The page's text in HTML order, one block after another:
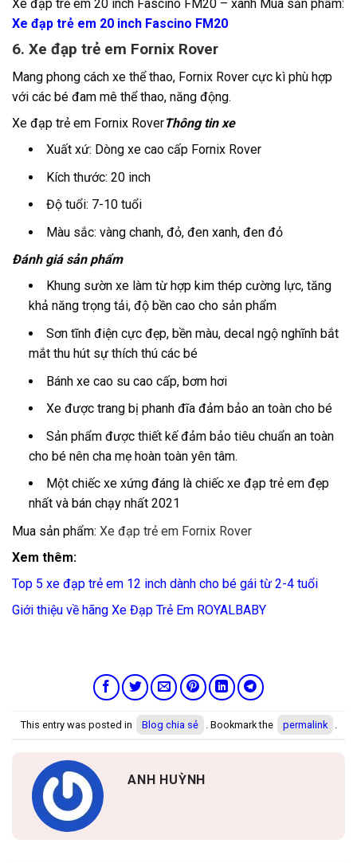
Xe đạp trẻ em 20 inch Fascino FM20 – xanh Mua sản phẩm:
Xe đạp trẻ em 20 inch Fascino FM20
6. Xe đạp trẻ em Fornix Rover
Mang phong cách xe thể thao, Fornix Rover cực kì phù hợp
với các bé đam mê thể thao, năng động.
Xe đạp trẻ em Fornix RoverThông tin xe
Xuất xứ: Dòng xe cao cấp Fornix Rover
Kích thước: 20 inch
Độ tuổi: 7-10 tuổi
Màu sắc: vàng chanh, đỏ, đen xanh, đen đỏ
Đánh giá sảnphẩm
Khung sườn xe làm từ hợp kim thép cường lực, tăng
khả năng trọng tải, độ bền cao cho sản phẩm
Sơn tĩnh điện cực đẹp, bền màu, decal ngộ nghĩnh bắt
mắt thu hút sự thích thú các bé
Bánh xe cao su cao cấp, bơm hơi
Xe được trang bị phanh đĩa đảm bảo an toàn cho bé
Sản phẩm được thiết kế đảm bảo tiêu chuẩn an toàn
cho bé nên cha mẹ hoàn toàn yên tâm.
Một chiếc xe xứng đáng là chiếc xe đạp trẻ em đẹp
nhất và bán chạy nhất 2021
Mua sản phẩm: Xe đạp trẻ em Fornix Rover
Xem thêm:
Top 5 xe đạp trẻ em 12 inch dành cho bé gái từ 2-4 tuổi
Giới thiệu về hãng Xe Đạp Trẻ Em ROYALBABY
This entry was posted in Blog chia sẻ . Bookmark the permalink
ANH HUỲNH